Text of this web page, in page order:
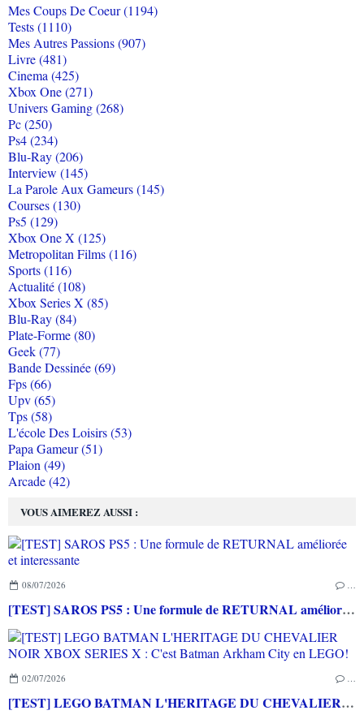
VOUS AIMEREZ AUSSI :
08/07/2026
[TEST] SAROS PS5 : Une formule de RETURNAL améliorée et interessante
02/07/2026
[TEST] LEGO BATMAN L'HERITAGE DU CHEVALIER NOIR XBOX SERIES X : C'est Batman Arkham City en LEGO!
Mes Coups De Coeur (1194)
Tests (1110)
Mes Autres Passions (907)
Livre (481)
Cinema (425)
Xbox One (271)
Univers Gaming (268)
Pc (250)
Ps4 (234)
Blu-Ray (206)
Interview (145)
La Parole Aux Gameurs (145)
Courses (130)
Ps5 (129)
Xbox One X (125)
Metropolitan Films (116)
Sports (116)
Actualité (108)
Xbox Series X (85)
Blu-Ray (84)
Plate-Forme (80)
Geek (77)
Bande Dessinée (69)
Fps (66)
Upv (65)
Tps (58)
L'école Des Loisirs (53)
Papa Gameur (51)
Plaion (49)
Arcade (42)